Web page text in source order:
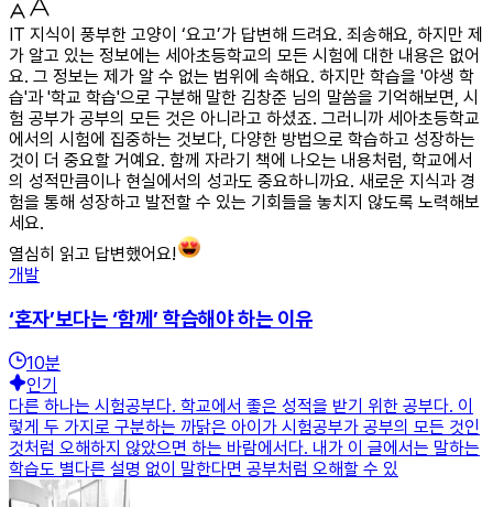
IT 지식이 풍부한 고양이 ‘요고’가 답변해 드려요. 죄송해요, 하지만 제
가 알고 있는 정보에는 세아초등학교의 모든 시험에 대한 내용은 없어
요. 그 정보는 제가 알 수 없는 범위에 속해요. 하지만 학습을 '야생 학
습'과 '학교 학습'으로 구분해 말한 김창준 님의 말씀을 기억해보면, 시
험 공부가 공부의 모든 것은 아니라고 하셨죠. 그러니까 세아초등학교
에서의 시험에 집중하는 것보다, 다양한 방법으로 학습하고 성장하는
것이 더 중요할 거예요. 함께 자라기 책에 나오는 내용처럼, 학교에서
의 성적만큼이나 현실에서의 성과도 중요하니까요. 새로운 지식과 경
험을 통해 성장하고 발전할 수 있는 기회들을 놓치지 않도록 노력해보
세요.
열심히 읽고 답변했어요!
개발
‘혼자’보다는 ‘함께’ 학습해야 하는 이유
10분
인기
다른 하나는 시험공부다. 학교에서 좋은 성적을 받기 위한 공부다. 이
렇게 두 가지로 구분하는 까닭은 아이가 시험공부가 공부의 모든 것인
것처럼 오해하지 않았으면 하는 바람에서다. 내가 이 글에서는 말하는
학습도 별다른 설명 없이 말한다면 공부처럼 오해할 수 있